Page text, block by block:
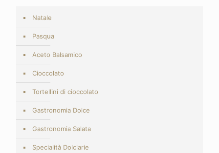
Natale
Pasqua
Aceto Balsamico
Cioccolato
Tortellini di cioccolato
Gastronomia Dolce
Gastronomia Salata
Specialità Dolciarie